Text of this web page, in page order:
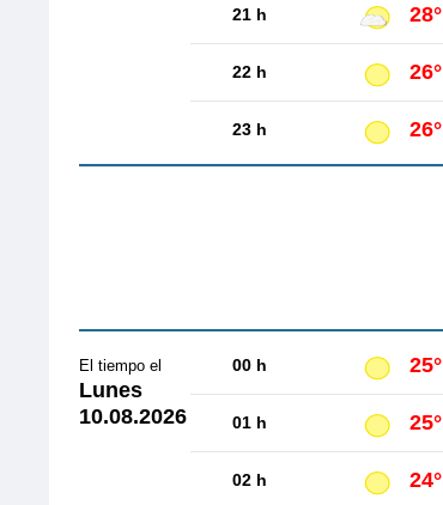
21 h 28°
22 h 26°
23 h 26°
El tiempo el
Lunes
10.08.2026
00 h 25°
01 h 25°
02 h 24°